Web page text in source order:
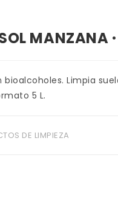
MANZANA
Limpia
5 L.
DE LIMPIEZA